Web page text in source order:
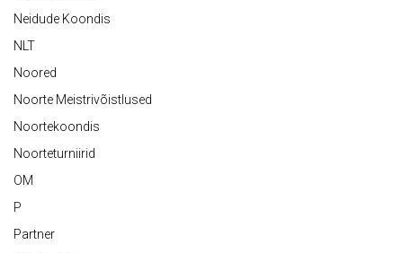
Neidude Koondis
NLT
Noored
Noorte Meistrivõistlused
Noortekoondis
Noorteturniirid
OM
P
Partner